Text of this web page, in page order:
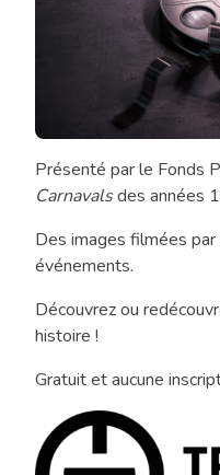
Projection
du
Ciné-
historique
Saint‑Donat
Présenté par le Fonds
Carnavalsdes années
Des images filmées
événements.
Découvrez ou
histoire !
Gratuit et aucune